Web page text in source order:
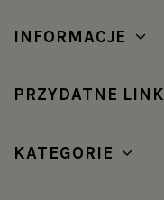
INFORMACJE
PRZYDATNE
KATEGORIE